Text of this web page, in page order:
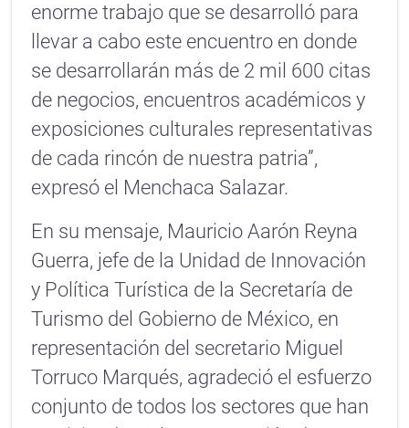
enorme trabajo que se desarrolló para
llevar a cabo este encuentro en donde
se desarrollarán más de 2 mil 600 citas
de negocios, encuentros académicos y
exposiciones culturales representativas
de cada rincón de nuestra patria”,
expresó el Menchaca Salazar.
En su mensaje, Mauricio Aarón Reyna
Guerra, jefe de la Unidad de Innovación
y Política Turística de la Secretaría de
Turismo del Gobierno de México, en
representación del secretario Miguel
Torruco Marqués, agradeció el esfuerzo
conjunto de todos los sectores que han